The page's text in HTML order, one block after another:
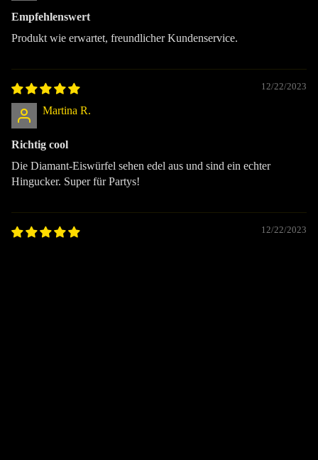
Empfehlenswert
Produkt wie erwartet, freundlicher Kundenservice.
12/22/2023
Martina R.
Richtig cool
Die Diamant-Eiswürfel sehen edel aus und sind ein echter
Hingucker. Super für Partys!
12/22/2023